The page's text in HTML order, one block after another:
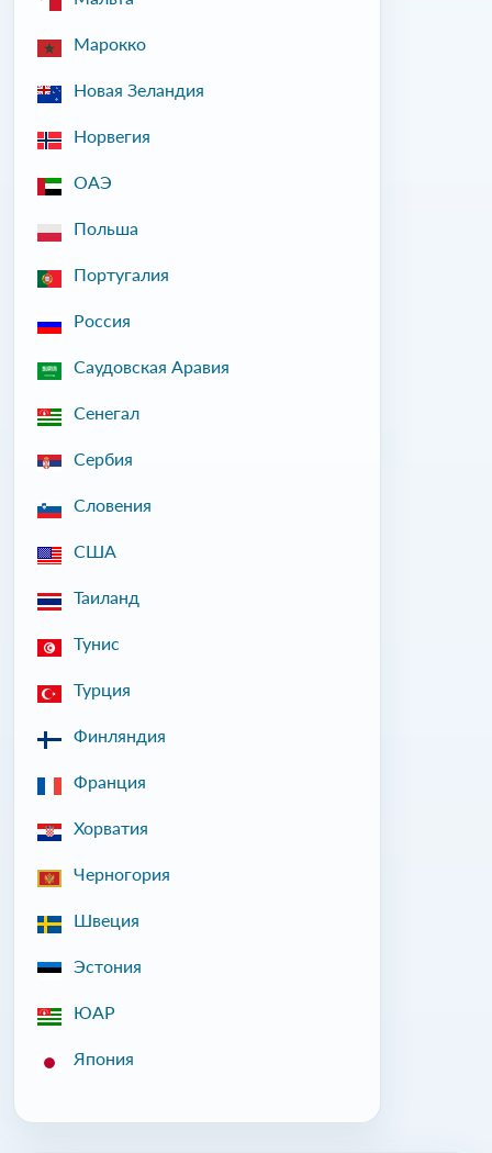
Марокко
Новая Зеландия
Норвегия
ОАЭ
Польша
Португалия
Россия
Саудовская Аравия
Сенегал
Сербия
Словения
США
Таиланд
Тунис
Турция
Финляндия
Франция
Хорватия
Черногория
Швеция
Эстония
ЮАР
Япония